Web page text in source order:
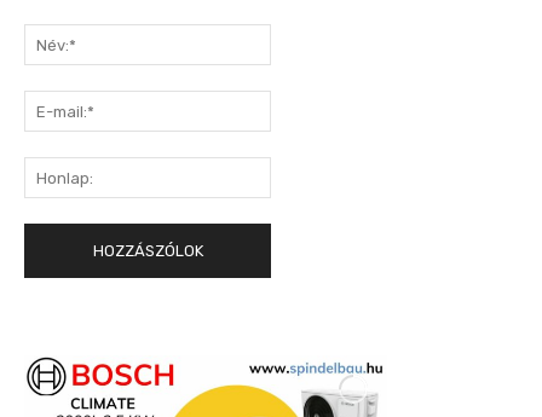
mail:*